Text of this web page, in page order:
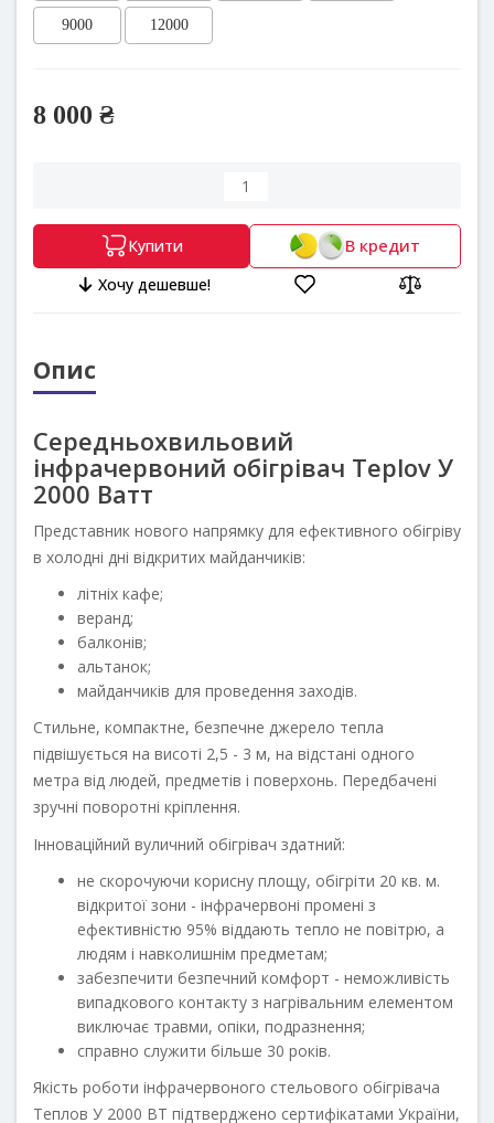
9000 12000
8 000 ₴
Купити В кредит
Хочу дешевше!
Опис
Середньохвильовий
інфрачервоний обігрівач Teplov У
2000 Ватт
Представник нового напрямку для ефективного обігріву
в холодні дні відкритих майданчиків:
літніх кафе;
веранд;
балконів;
альтанок;
майданчиків для проведення заходів.
Стильне, компактне, безпечне джерело тепла
підвішується на висоті 2,5 - 3 м, на відстані одного
метра від людей, предметів і поверхонь. Передбачені
зручні поворотні кріплення.
Інноваційний вуличний обігрівач здатний:
не скорочуючи корисну площу, обігріти 20 кв. м.
відкритої зони - інфрачервоні промені з
ефективністю 95% віддають тепло не повітрю, а
людям і навколишнім предметам;
забезпечити безпечний комфорт - неможливість
випадкового контакту з нагрівальним елементом
виключає травми, опіки, подразнення;
справно служити більше 30 років.
Якість роботи інфрачервоного стельового обігрівача
Теплов У 2000 ВТ підтверджено сертифікатами України,